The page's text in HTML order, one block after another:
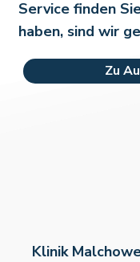
Service finden
haben, sind wir
Zu
Klinik